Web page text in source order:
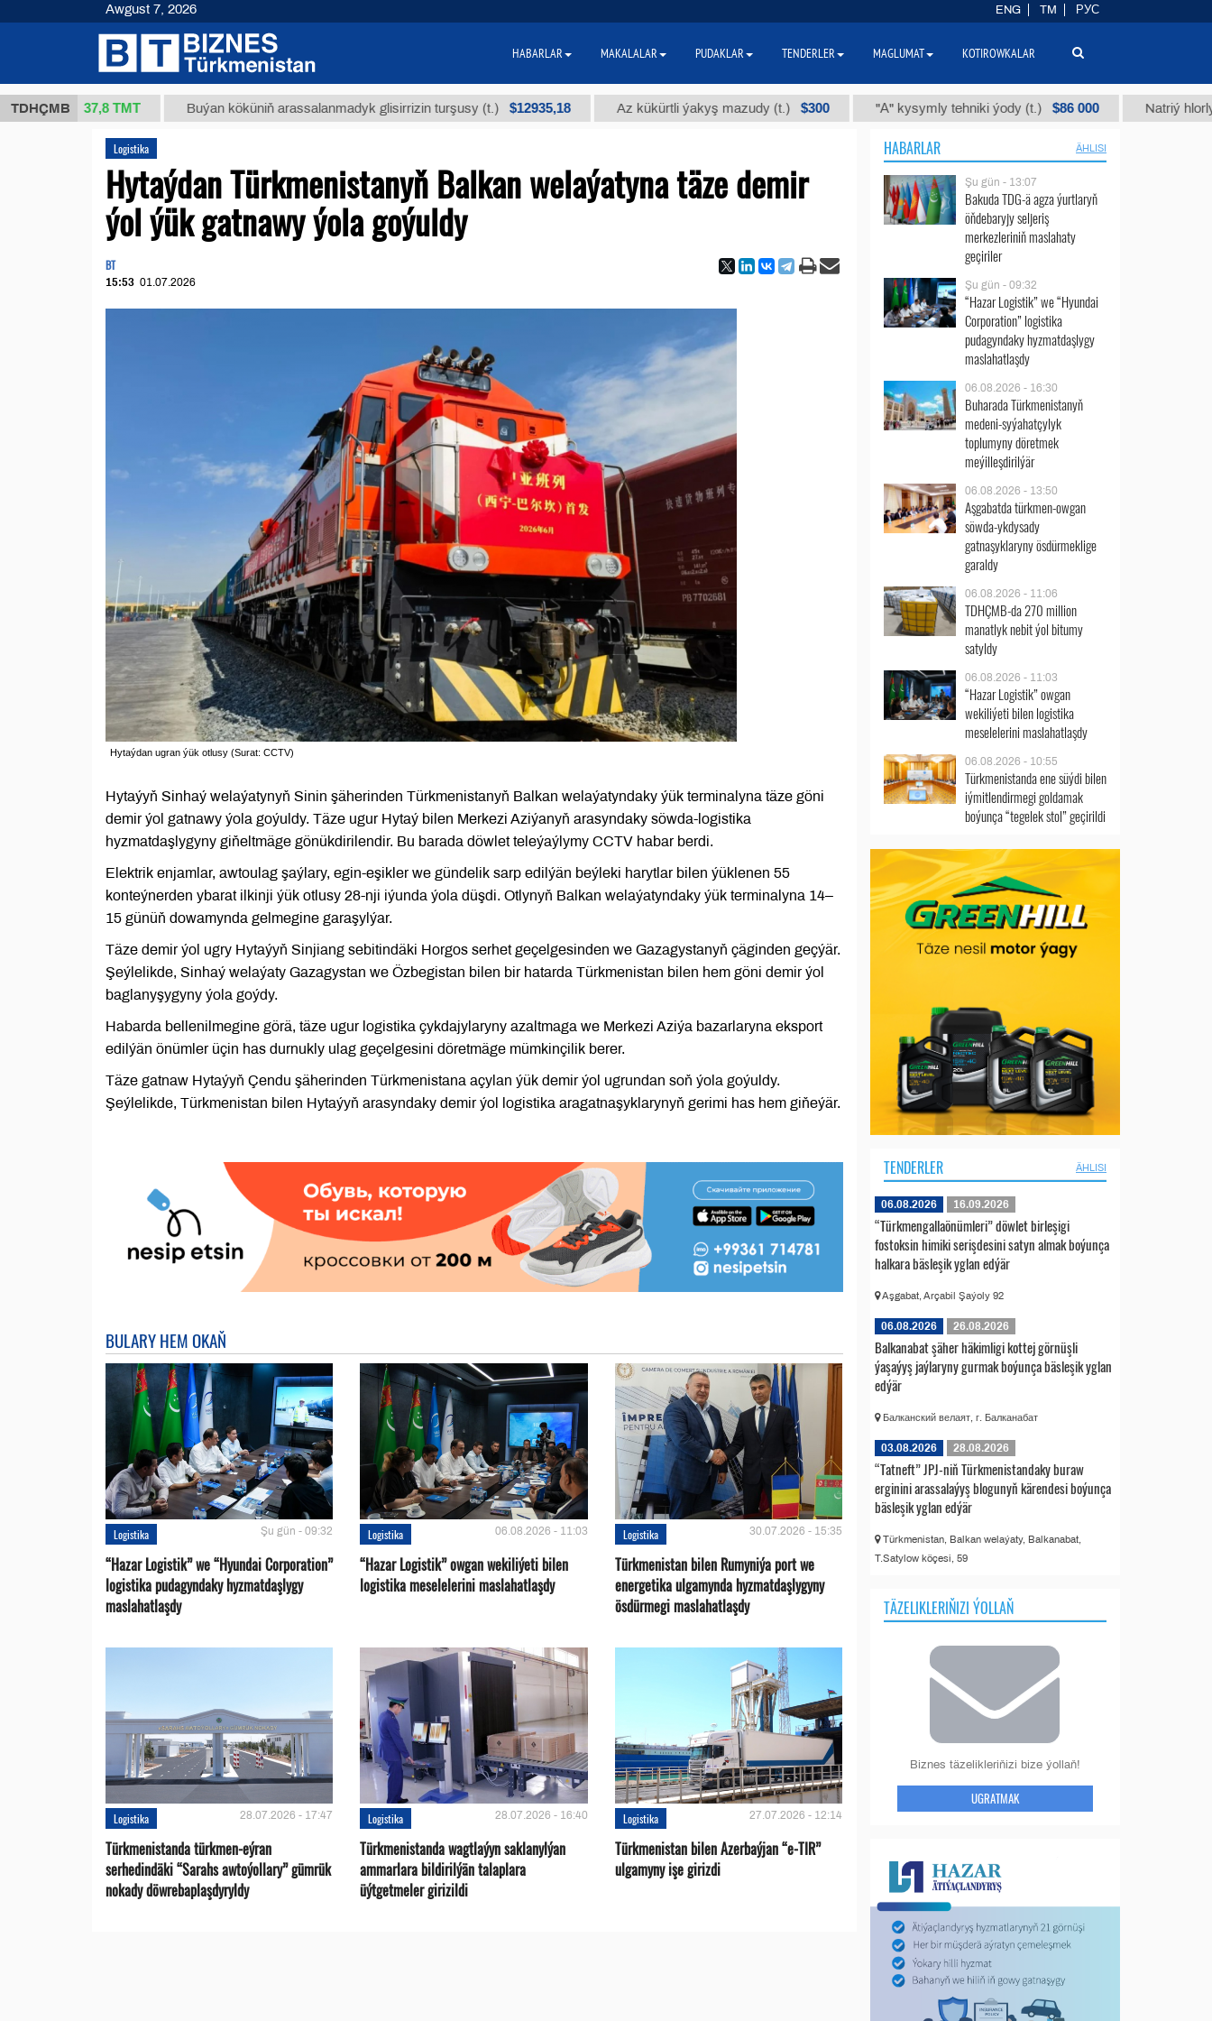
TDHÇMB
37,8 ТМТ Buýan köküniň arassalanmadyk glisirrizin turşusy (t.) $12935,18 Az kükürtli ýakyş mazudy (t.) $300 "А" kysymly tehniki ýody (t.) $86 000 Natriý hlorly
Logistika
Hytaýdan Türkmenistanyň Balkan welaýatyna täze demir
ýol ýük gatnawy ýola goýuldy
BT
15:53 01.07.2026
Hytaýdan ugran ýük otlusy (Surat: CCTV)
Hytaýyň Sinhaý welaýatynyň Sinin şäherinden Türkmenistanyň Balkan welaýatyndaky ýük terminalyna täze göni
demir ýol gatnawy ýola goýuldy. Täze ugur Hytaý bilen Merkezi Aziýanyň arasyndaky söwda-logistika
hyzmatdaşlygyny giňeltmäge gönükdirilendir. Bu barada döwlet teleýaýlymy CCTV habar berdi.
Elektrik enjamlar, awtoulag şaýlary, egin-eşikler we gündelik sarp edilýän beýleki harytlar bilen ýüklenen 55
konteýnerden ybarat ilkinji ýük otlusy 28-nji iýunda ýola düşdi. Otlynyň Balkan welaýatyndaky ýük terminalyna 14–
15 günüň dowamynda gelmegine garaşylýar.
Täze demir ýol ugry Hytaýyň Sinjiang sebitindäki Horgos serhet geçelgesinden we Gazagystanyň çäginden geçýär.
Şeýlelikde, Sinhaý welaýaty Gazagystan we Özbegistan bilen bir hatarda Türkmenistan bilen hem göni demir ýol
baglanyşygyny ýola goýdy.
Habarda bellenilmegine görä, täze ugur logistika çykdajylaryny azaltmaga we Merkezi Aziýa bazarlaryna eksport
edilýän önümler üçin has durnukly ulag geçelgesini döretmäge mümkinçilik berer.
Täze gatnaw Hytaýyň Çendu şäherinden Türkmenistana açylan ýük demir ýol ugrundan soň ýola goýuldy.
Şeýlelikde, Türkmenistan bilen Hytaýyň arasyndaky demir ýol logistika aragatnaşyklarynyň gerimi has hem giňeýär.
BULARY HEM OKAŇ
Logistika Şu gün - 09:32
“Hazar Logistik” we “Hyundai Corporation”
logistika pudagyndaky hyzmatdaşlygy
maslahatlaşdy
Logistika 06.08.2026 - 11:03
“Hazar Logistik” owgan wekiliýeti bilen
logistika meselelerini maslahatlaşdy
Logistika 30.07.2026 - 15:35
Türkmenistan bilen Rumyniýa port we
energetika ulgamynda hyzmatdaşlygyny
ösdürmegi maslahatlaşdy
Logistika 28.07.2026 - 17:47
Türkmenistanda türkmen-eýran
serhedindäki “Sarahs awtoýollary” gümrük
nokady döwrebaplaşdyryldy
Logistika 28.07.2026 - 16:40
Türkmenistanda wagtlaýyn saklanylýan
ammarlara bildirilýän talaplara
üýtgetmeler girizildi
Logistika 27.07.2026 - 12:14
Türkmenistan bilen Azerbaýjan “e-TIR”
ulgamyny işe girizdi
HABARLAR ÄHLISI
Şu gün - 13:07
Bakuda TDG-ä agza ýurtlaryň
öňdebaryjy seljeriş
merkezleriniň maslahaty
geçiriler
Şu gün - 09:32
“Hazar Logistik” we “Hyundai
Corporation” logistika
pudagyndaky hyzmatdaşlygy
maslahatlaşdy
06.08.2026 - 16:30
Buharada Türkmenistanyň
medeni-syýahatçylyk
toplumyny döretmek
meýilleşdirilýär
06.08.2026 - 13:50
Aşgabatda türkmen-owgan
söwda-ykdysady
gatnaşyklaryny ösdürmeklige
garaldy
06.08.2026 - 11:06
TDHÇMB-da 270 million
manatlyk nebit ýol bitumy
satyldy
06.08.2026 - 11:03
“Hazar Logistik” owgan
wekiliýeti bilen logistika
meselelerini maslahatlaşdy
06.08.2026 - 10:55
Türkmenistanda ene süýdi bilen
iýmitlendirmegi goldamak
boýunça “tegelek stol” geçirildi
TENDERLER ÄHLISI
06.08.2026 16.09.2026
“Türkmengallaönümleri” döwlet birleşigi
fostoksin himiki serişdesini satyn almak boýunça
halkara bäsleşik yglan edýär
Aşgabat, Arçabil Şaýoly 92
06.08.2026 26.08.2026
Balkanabat şäher häkimligi kottej görnüşli
ýaşaýyş jaýlaryny gurmak boýunça bäsleşik yglan
edýär
Балканский велаят, г. Балканабат
03.08.2026 28.08.2026
“Tatneft” JPJ-niň Türkmenistandaky buraw
erginini arassalaýyş blogunyň kärendesi boýunça
bäsleşik yglan edýär
Türkmenistan, Balkan welaýaty, Balkanabat,
T.Satylow köçesi, 59
TÄZELIKLERIŇIZI ÝOLLAŇ
Biznes täzelikleriňizi bize ýollaň!
UGRATMAK
Awgust 7, 2026 ENG TM РУС
HABARLAR MAKALALAR PUDAKLAR TENDERLER MAGLUMAT KOTIROWKALAR